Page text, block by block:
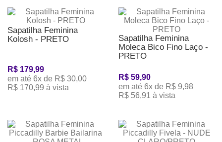
Sapatilha Feminina
Kolosh - PRETO
R$ 179,99
em até 6x de R$ 30,00
R$ 170,99 à vista
Sapatilha Feminina
Moleca Bico Fino Laço -
PRETO
R$ 59,90
em até 6x de R$ 9,98
R$ 56,91 à vista